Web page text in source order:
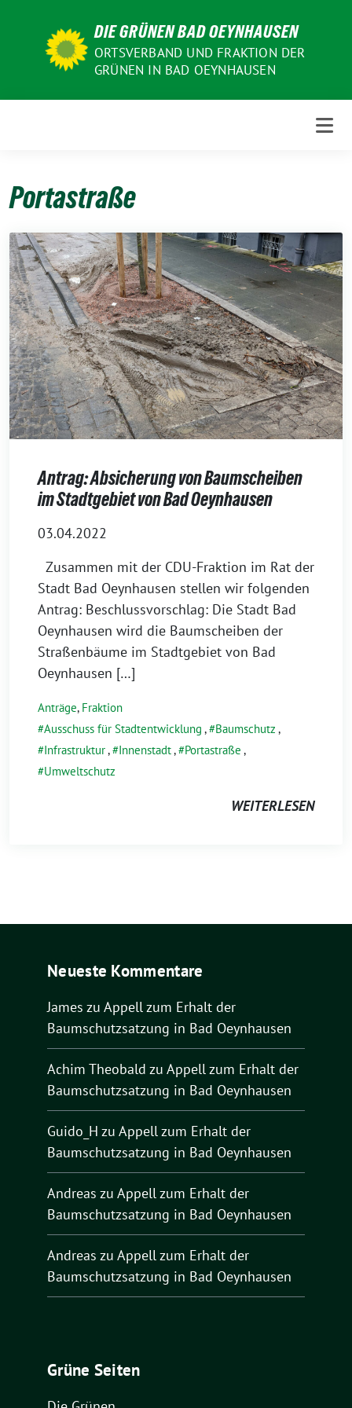
DIE GRÜNEN BAD OEYNHAUSEN
ORTSVERBAND UND FRAKTION DER
GRÜNEN IN BAD OEYNHAUSEN
Portastraße
Antrag: Absicherung von Baumscheiben
im Stadtgebiet von Bad Oeynhausen
03.04.2022
Zusammen mit der CDU-Fraktion im Rat der
Stadt Bad Oeynhausen stellen wir folgenden
Antrag: Beschlussvorschlag: Die Stadt Bad
Oeynhausen wird die Baumscheiben der
Straßenbäume im Stadtgebiet von Bad
Oeynhausen […]
Anträge, Fraktion
Ausschuss für Stadtentwicklung , Baumschutz ,
Infrastruktur, Innenstadt, Portastraße ,
Umweltschutz
WEITERLESEN
Neueste Kommentare
James zu Appell zum Erhalt der
Baumschutzsatzung in Bad Oeynhausen
Achim Theobald zu Appell zum Erhalt der
Baumschutzsatzung in Bad Oeynhausen
Guido_H zu Appell zum Erhalt der
Baumschutzsatzung in Bad Oeynhausen
Andreas zu Appell zum Erhalt der
Baumschutzsatzung in Bad Oeynhausen
Andreas zu Appell zum Erhalt der
Baumschutzsatzung in Bad Oeynhausen
Grüne Seiten